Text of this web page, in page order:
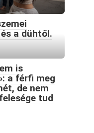
a dühtől.
is
a férfi meg
de nem
tud